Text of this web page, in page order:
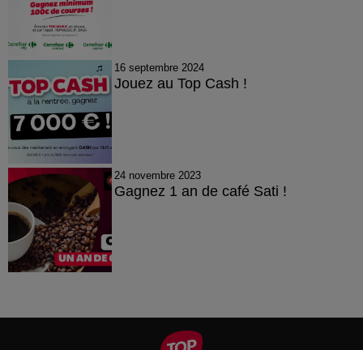
16 septembre 2024
Jouez au Top Cash !
24 novembre 2023
Gagnez 1 an de café Sati !